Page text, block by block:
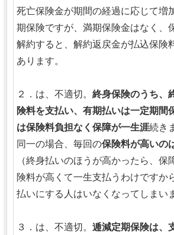
死亡保険金が期間の経過に応じて増
期保険ですが、満期保険金はなく、
解約すると、解約返戻金が払込保険
あります。
２．は、不適切。 終身保険のうち、
険料を支払い、有期払いは一定期間
は保険料負担なく保障が一生涯続き
同一の場合、毎回の保険料が高いの
（終身払いのほうが高かったら、保
険料が高くて一生支払うわけですか
払いにする人はいなくなってしまい
３．は、不適切。 逓減定期保険は、